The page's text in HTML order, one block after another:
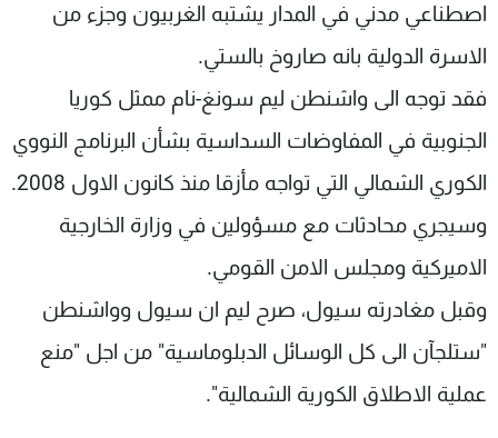
اصطناعي مدني في المدار يشتبه الغربيون وجزء من
الاسرة الدولية بانه صاروخ بالستي.
فقد توجه الى واشنطن ليم سونغ-نام ممثل كوريا
الجنوبية في المفاوضات السداسية بشأن البرنامج النووي
الكوري الشمالي التي تواجه مأزقا منذ كانون الاول 2008.
وسيجري محادثات مع مسؤولين في وزارة الخارجية
الاميركية ومجلس الامن القومي.
وقبل مغادرته سيول، صرح ليم ان سيول وواشنطن
"ستلجآن الى كل الوسائل الدبلوماسية" من اجل "منع
عملية الاطلاق الكورية الشمالية".
سياسة الخصوصية